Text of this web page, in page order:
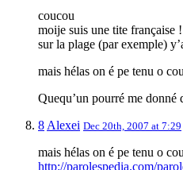
coucou
moije suis une tite française
sur la plage (par exemple)
mais hélas on é pe tenu o
Quequ’un pourré me
8 Alexei Dec 20th, 2007 at 7:29
mais hélas on é pe tenu o
http://parolespedia.com/